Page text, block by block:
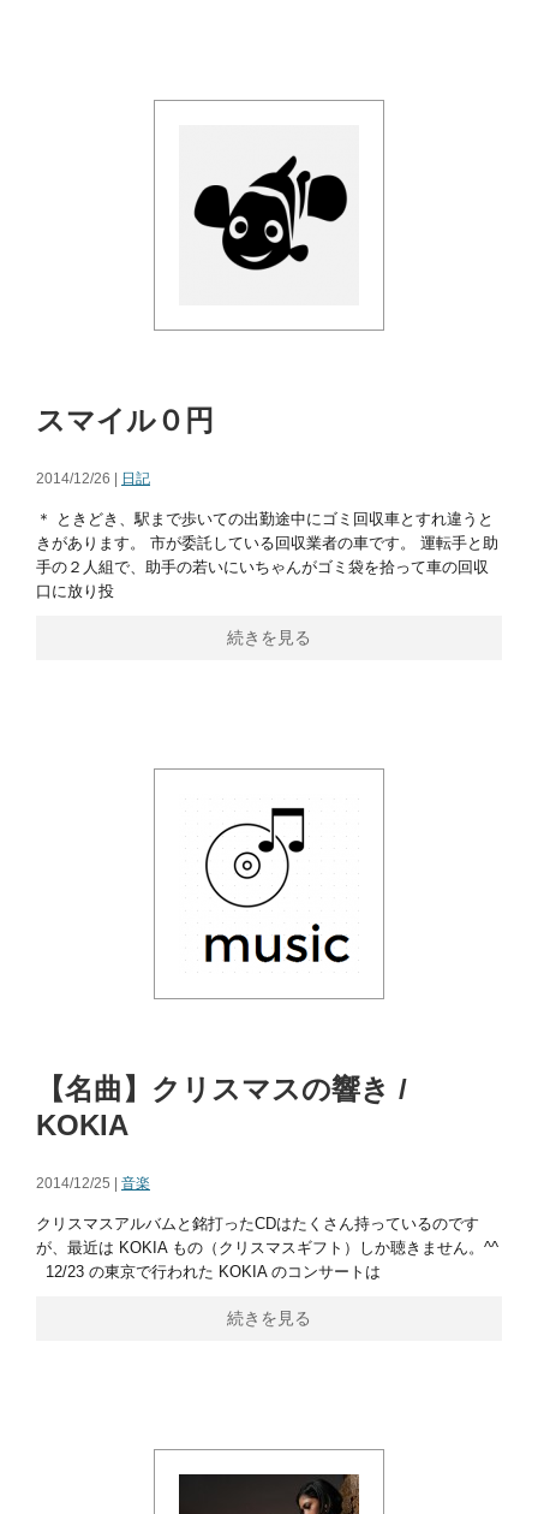
スマイル０円
2014/12/26 | 日記
＊ ときどき、駅まで歩いての出勤途中にゴミ回収車とすれ違うと
きがあります。 市が委託している回収業者の車です。 運転手と助
手の２人組で、助手の若いにいちゃんがゴミ袋を拾って車の回収
口に放り投
続きを見る
【名曲】クリスマスの響き /
KOKIA
2014/12/25 | 音楽
クリスマスアルバムと銘打ったCDはたくさん持っているのです
が、最近は KOKIA もの（クリスマスギフト）しか聴きません。^^
12/23 の東京で行われた KOKIA のコンサートは
続きを見る